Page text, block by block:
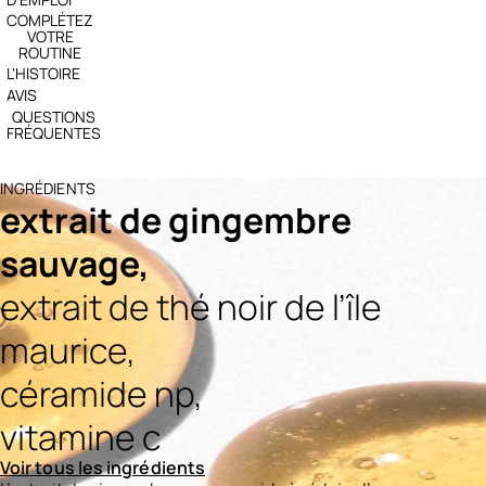
COMPLÉTEZ
VOTRE
ROUTINE
L'HISTOIRE
AVIS
QUESTIONS
FRÉQUENTES
INGRÉDIENTS
extrait de gingembre
sauvage,
extrait de thé noir de l’île
maurice,
céramide np,
vitamine c
Voir tous les ingrédients